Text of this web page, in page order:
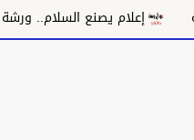
إعلام يصنع السلام.. ورشة بالدبة